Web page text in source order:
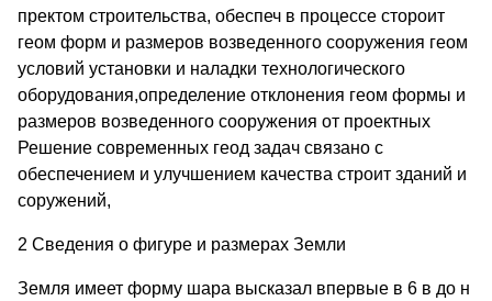
пректом строительства, обеспеч в процессе стороит
геом форм и размеров возведенного сооружения геом
условий установки и наладки технологического
оборудования,определение отклонения геом формы и
размеров возведенного сооружения от проектных
Решение современных геод задач связано с
обеспечением и улучшением качества строит зданий и
соружений,
2 Сведения о фигуре и размерах Земли
Земля имеет форму шара высказал впервые в 6 в до н